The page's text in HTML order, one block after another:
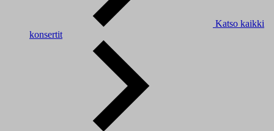
Katso kaikki
konsertit